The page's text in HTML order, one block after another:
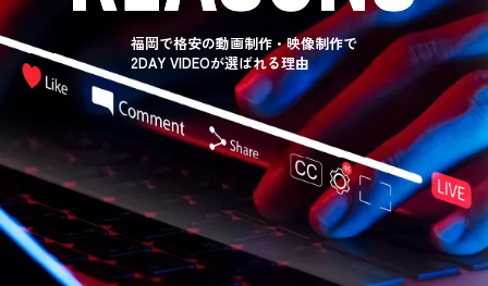
福岡で格安の動画制作・映像制作で
2DAY VIDEOが選ばれる理由